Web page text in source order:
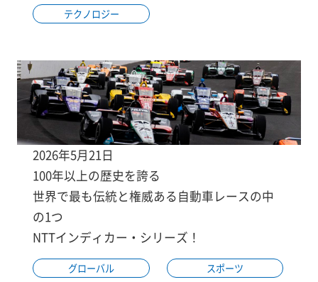
テクノロジー
2026年5月21日
100年以上の歴史を誇る
世界で最も伝統と権威ある自動車レースの中
の1つ
NTTインディカー・シリーズ！
グローバル スポーツ